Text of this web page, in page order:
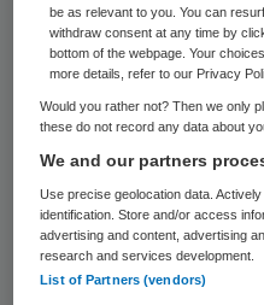
maatregel niet meer
In november 2014
KEM kliniek te
toezicht omdat er
ten aanzien van de
governance.
be as relevant to you. You can
withdraw consent at any time by
bottom of the webpage. Your
more details, refer to our Privacy
Would you rather not? Then we only
these do not record any data about
We and our partners
Use precise geolocation data.
identification. Store and/or access
advertising and content, advertising
research and services development.
List of Partners (vendors)